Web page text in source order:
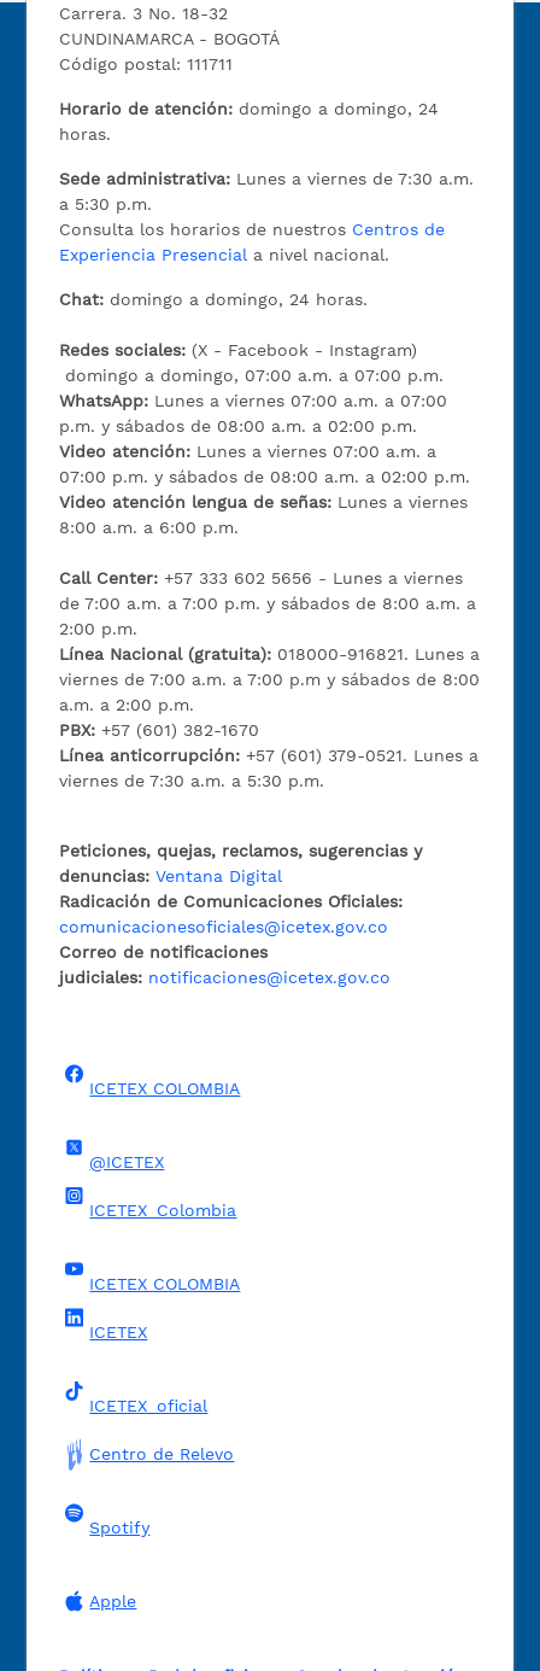
Carrera. 3 No. 18-32
CUNDINAMARCA - BOGOTÁ
Código postal: 111711
Horario de atención: domingo a domingo, 24
horas.
Sede administrativa: Lunes a viernes de 7:30 a.m.
a 5:30 p.m.
Consulta los horarios de nuestros Centros de
Experiencia Presencial a nivel nacional.
Chat: domingo a domingo, 24 horas.
Redes sociales: (X - Facebook - Instagram)
domingo a domingo, 07:00 a.m. a 07:00 p.m.
WhatsApp: Lunes a viernes 07:00 a.m. a 07:00
p.m. y sábados de 08:00 a.m. a 02:00 p.m.
Video atención: Lunes a viernes 07:00 a.m. a
07:00 p.m. y sábados de 08:00 a.m. a 02:00 p.m.
Video atención lengua de señas: Lunes a viernes
8:00 a.m. a 6:00 p.m.
Call Center:+57 333 602 5656 - Lunes a viernes
de 7:00 a.m. a 7:00 p.m. y sábados de 8:00 a.m. a
2:00 p.m.
Línea Nacional (gratuita): 018000-916821. Lunes a
viernes de 7:00 a.m. a 7:00 p.m y sábados de 8:00
a.m. a 2:00 p.m.
PBX:+57 (601) 382-1670
Línea anticorrupción:+57 (601) 379-0521. Lunes a
viernes de 7:30 a.m. a 5:30 p.m.
Peticiones, quejas, reclamos, sugerencias y
denuncias: Ventana Digital
Radicación de Comunicaciones Oficiales:
comunicacionesoficiales@icetex.gov.co
Correo de notificaciones
judiciales: notificaciones@icetex.gov.co
ICETEX COLOMBIA
@ICETEX
ICETEX_Colombia
ICETEX COLOMBIA
ICETEX
ICETEX_oficial
Centro de Relevo
Spotify
Apple